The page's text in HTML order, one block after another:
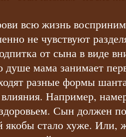
всю жизнь
не чувствуют
от сына в виде
душе мама занимает
разные формы
Например,
Сын должен
якобы стало хуже. Или,